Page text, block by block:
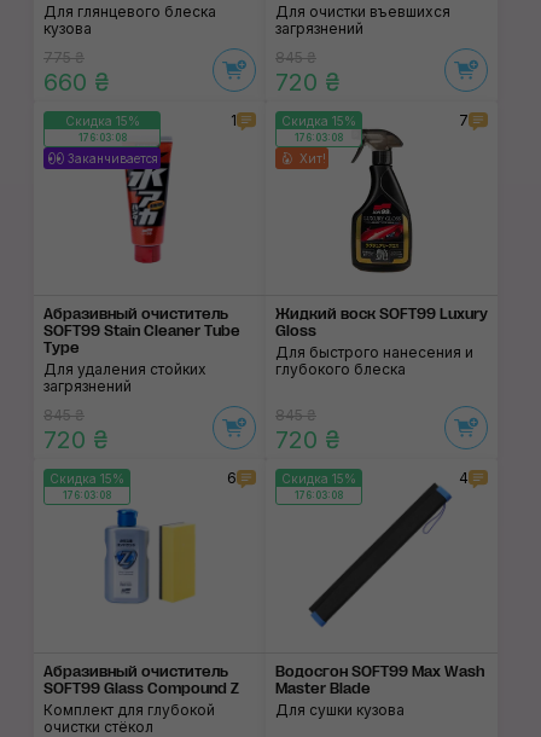
Для глянцевого блеска
кузова
775 ₴
660 ₴
Для очистки въевшихся
загрязнений
845 ₴
720 ₴
Скидка 15%
176:03:07
Заканчивается
1
Абразивный очисти­тель
SOFT99 Stain Cleaner Tube
Type
Для удаления стойких
загрязнений
845 ₴
720 ₴
Скидка 15%
176:03:07
Хит!
7
Жидкий воск SOFT99 Luxury
Gloss
Для быстрого нанесения и
глубокого блеска
845 ₴
720 ₴
Скидка 15%
176:03:07
6
Абразивный очисти­тель
SOFT99 Glass Compound Z
Комплект для глубокой
очистки стёкол
Скидка 15%
176:03:07
4
Водосгон SOFT99 Max Wash
Master Blade
Для сушки кузова